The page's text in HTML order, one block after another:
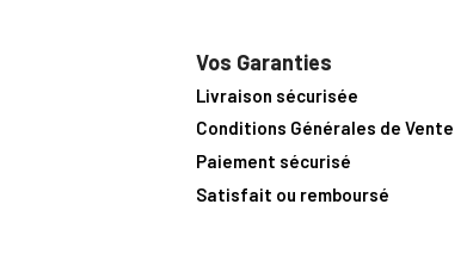
Vos Garanties
Livraison sécurisée
Conditions Générales de Vente
Paiement sécurisé
Satisfait ou remboursé